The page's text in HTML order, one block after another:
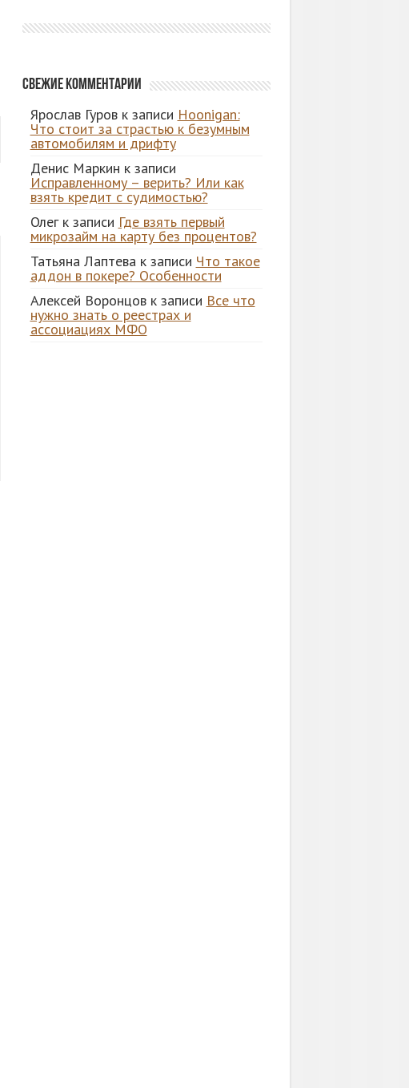
Свежие комментарии
Ярослав Гуровк записи Hoonigan:
Что стоит за страстью к безумным
автомобилям и дрифту
Денис Маркин к записи
Исправленному – верить? Или как
взять кредит с судимостью?
Олегк записи Где взять первый
микрозайм на карту без процентов?
Татьяна Лаптевак записи Что такое
аддон в покере? Особенности
Алексей Воронцовк записи Все что
нужно знать о реестрах и
ассоциациях МФО